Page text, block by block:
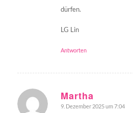
dürfen.
LG Lin
Antworten
Martha
sagte:
9. Dezember 2025 um 7:04